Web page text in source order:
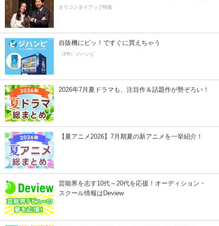
オリコンタイアップ特集
自販機にピッ！ですぐに買えちゃう
（PR）ジハンピ
2026年7月夏ドラマも、注目作＆話題作が勢ぞろい！
【夏アニメ2026】7月期夏の新アニメを一挙紹介！
芸能界を志す10代～20代を応援！オーディション・
スクール情報はDeview